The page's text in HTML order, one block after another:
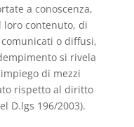
a conoscenza,
contenuto, di
o diffusi,
si rivela
di mezzi
rispetto al diritto
D.lgs 196/2003).